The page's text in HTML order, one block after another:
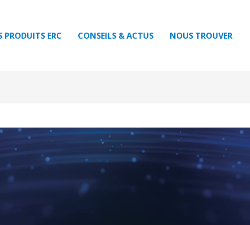
PRODUITS ERC CONSEILS & ACTUS NOUS TROUVER